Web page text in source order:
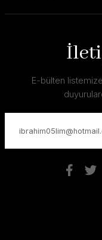
E-bülten